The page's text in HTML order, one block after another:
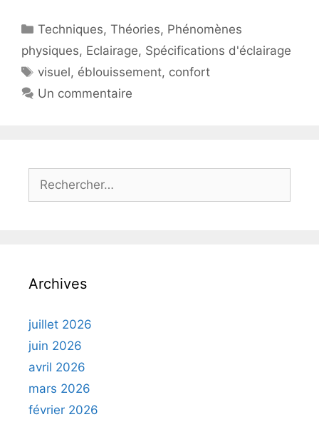
Catégories
Techniques,Théories, Phénomènes
physiques, Eclairage, Spécifications d'éclairage
Étiquettes
visuel, éblouissement, confort
Un commentaire
Archives
juillet 2026
juin 2026
avril 2026
mars 2026
février 2026